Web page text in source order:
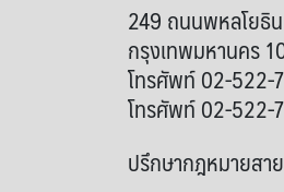
249 ถนนพหลโยธิน
กรุงเทพมหานคร
โทรศัพท์ 02-522-
โทรศัพท์ 02-522-
ปรึกษากฎหมายสา